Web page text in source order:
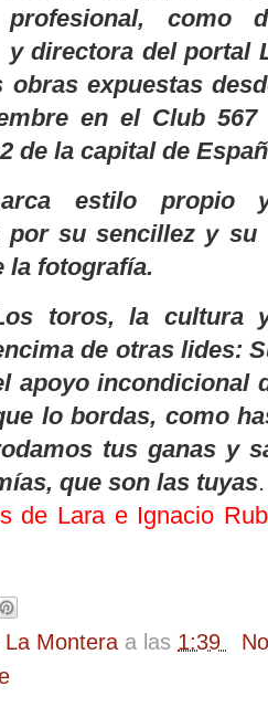
profesional, como
directora del portal
obras expuestas
en el Club
de la capital de
estilo propio
por su sencillez y su
la fotografía.
toros, la cultura
de otras lides:
apoyo incondicional
lo bordas, como
tus ganas y
que son las tuyas.
de Lara e Ignacio
La Montera a las 1:39